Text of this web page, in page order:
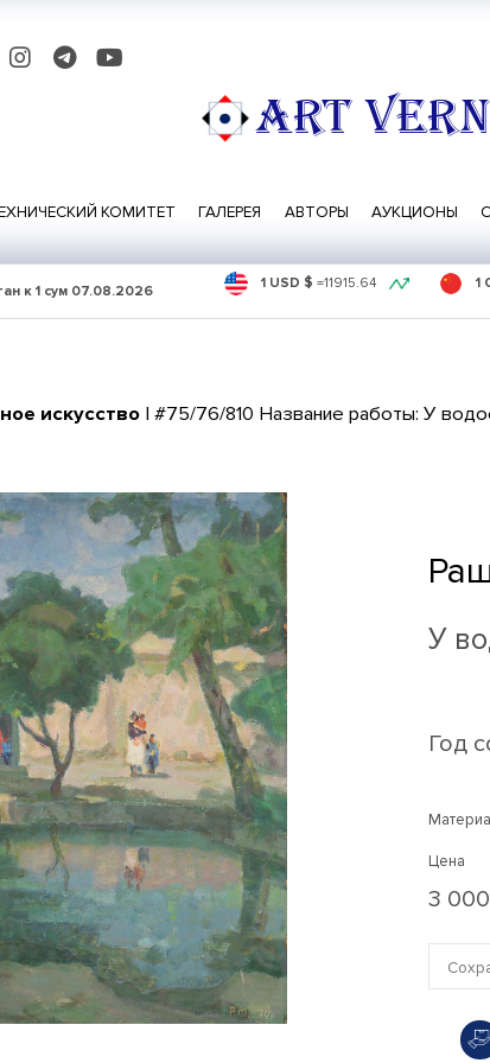
ART
КОМИТЕТ ГАЛЕРЕЯ АВТОРЫ АУКЦИОНЫ
к 1 сум 07.08.2026 1 USD $ =11915.64 1
искусство| #75/76/810 Название работы: У
У
Год
Цена
3